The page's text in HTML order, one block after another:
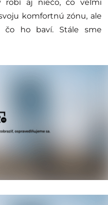
robí aj niečo, čo veľmi
komfortnú zónu, ale
čo ho baví. Stále sme